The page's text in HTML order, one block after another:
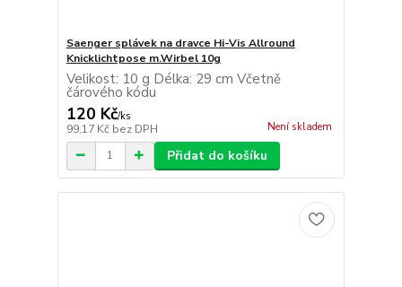
Saenger splávek na dravce Hi-Vis Allround
Knicklichtpose m.Wirbel 10g
Velikost: 10 g Délka: 29 cm Včetně
čárového kódu
120 Kč/ks
99,17 Kč bez DPH Není skladem
Přidat do košíku